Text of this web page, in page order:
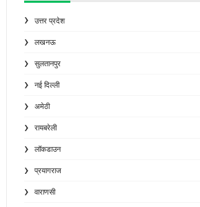
उत्तर प्रदेश
लखनऊ
सुलतानपुर
नई दिल्ली
अमेठी
रायबरेली
लॉकडाउन
प्रयागराज
वाराणसी